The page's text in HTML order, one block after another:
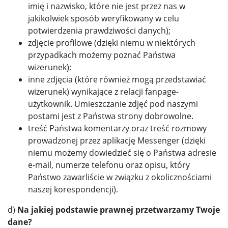
imię i nazwisko, które nie jest przez nas w
jakikolwiek sposób weryfikowany w celu
potwierdzenia prawdziwości danych);
zdjęcie profilowe (dzięki niemu w niektórych
przypadkach możemy poznać Państwa
wizerunek);
inne zdjęcia (które również mogą przedstawiać
wizerunek) wynikające z relacji fanpage-
użytkownik. Umieszczanie zdjęć pod naszymi
postami jest z Państwa strony dobrowolne.
treść Państwa komentarzy oraz treść rozmowy
prowadzonej przez aplikację Messenger (dzięki
niemu możemy dowiedzieć się o Państwa adresie
e-mail, numerze telefonu oraz opisu, który
Państwo zawarliście w związku z okolicznościami
naszej korespondencji).
d) Na jakiej podstawie prawnej przetwarzamy Twoje
dane?